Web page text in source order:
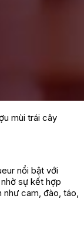
mùi trái cây
nổi bật với
sự kết hợp
như cam, đào, táo,